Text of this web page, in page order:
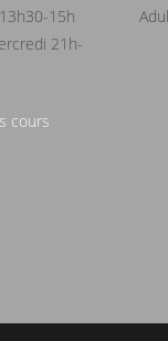
15h
21h-
cours